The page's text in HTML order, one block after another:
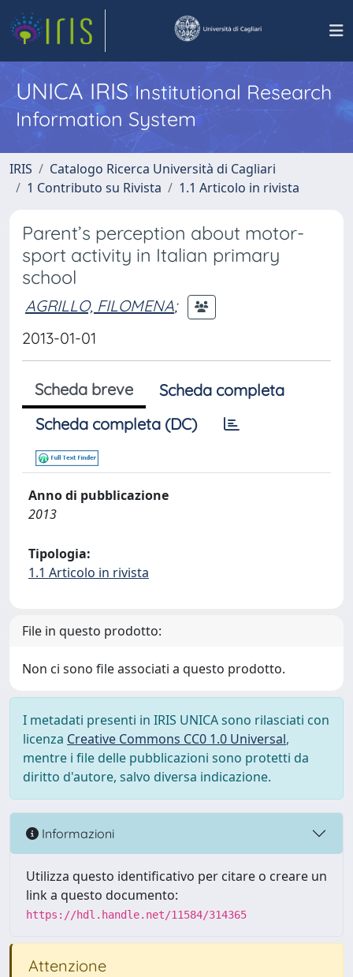
UNICA IRISInstitutional Research
Information System
IRIS
Catalogo Ricerca Università di Cagliari
1 Contributo su Rivista
1.1 Articolo in rivista
Parent’s perception about motor-
sport activity in Italian primary
school
AGRILLO, FILOMENA;
2013-01-01
Scheda breve
Scheda completa
Scheda completa (DC)
Anno di pubblicazione
2013
Tipologia:
1.1 Articolo in rivista
File in questo prodotto:
Non ci sono file associati a questo prodotto.
I metadati presenti in IRIS UNICA sono rilasciati con
licenza Creative Commons CC0 1.0 Universal,
mentre i file delle pubblicazioni sono protetti da
diritto d'autore, salvo diversa indicazione.
Informazioni
Utilizza questo identificativo per citare o creare un
link a questo documento:
https://hdl.handle.net/11584/314365
Attenzione